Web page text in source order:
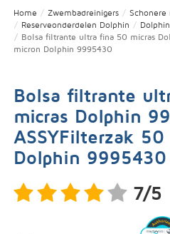
Home Zwembadreinigers
Schonere
Reserveonderdelen Dolphin
Bolsa filtrante ultra fina 50 micras
micron Dolphin 9995430
Bolsa filtrante
micras Dolphin
ASSYFilterzak 50
Dolphin 9995430
7/5